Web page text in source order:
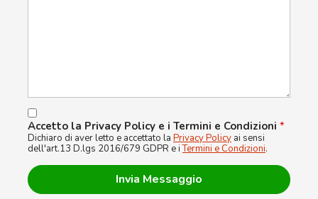
Accetto la Privacy Policy e i Termini e Condizioni *
Dichiaro di aver letto e accettato la Privacy Policy ai sensi
dell'art.13 D.lgs 2016/679 GDPR e iTermini e Condizioni.